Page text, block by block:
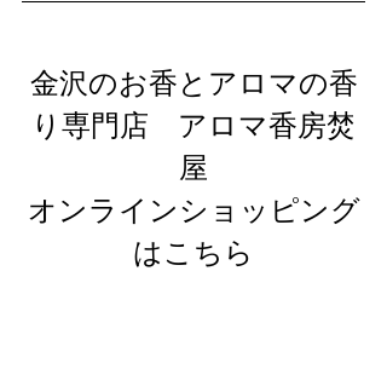
金沢のお香とアロマの香
り専門店　アロマ香房焚
屋
オンラインショッピング
はこちら